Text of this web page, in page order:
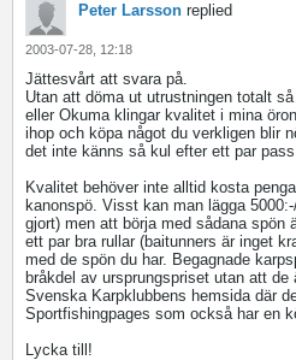
Peter Larsson replied
2003-07-28, 12:18
Jättesvårt att svara på.
Utan att döma ut utrustningen totalt
eller Okuma klingar kvalitet i mina
ihop och köpa något du verkligen blir
det inte känns så kul efter ett par
Kvalitet behöver inte alltid kosta
kanonspö. Visst kan man lägga
gjort) men att börja med sådana spön
ett par bra rullar (baitunners är inget
med de spön du har. Begagnade
bråkdel av ursprungspriset utan att
Svenska Karpklubbens hemsida där
Sportfishingpages som också har en
Lycka till!